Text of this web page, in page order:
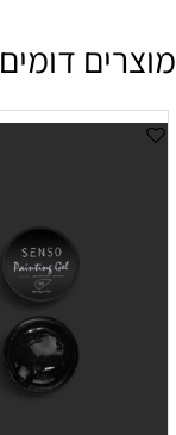
מוצרים דומים